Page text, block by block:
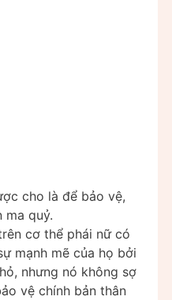
cho là để bảo vệ,
ma quỷ.
cơ thể phái nữ có
mạnh mẽ của họ bởi
nhưng nó không sợ
vệ chính bản thân